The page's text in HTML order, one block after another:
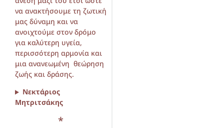
να ανακτήσουμε τη ζωτική
μας δύναμη και να
ανοιχτούμε στον δρόμο
για καλύτερη υγεία,
περισσότερη αρμονία και
μια ανανεωμένη θεώρηση
ζωής και δράσης.
Νεκτάριος
Μητριτσάκης
*